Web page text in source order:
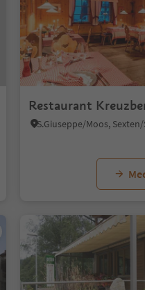
Restaurant